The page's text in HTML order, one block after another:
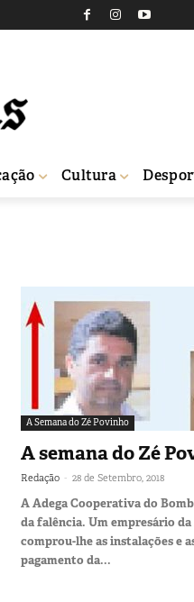
Cultura
A Semana do Zé Povinho
A semana do Zé
Redação - 28 de Setembro, 2018
A Adega Cooperativa do
da falência. Um empresário
comprou-lhe as instalações e
pagamento da...